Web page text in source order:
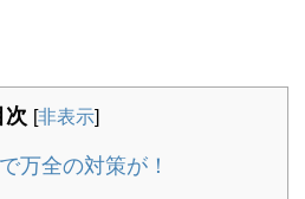
次 [非表示]
万全の対策が！